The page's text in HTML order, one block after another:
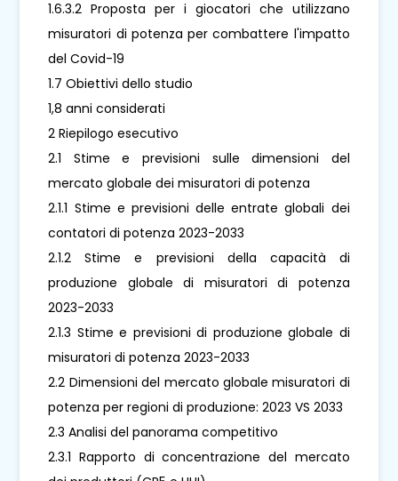
1.6.3.2 Proposta per i giocatori che utilizzano
misuratori di potenza per combattere l'impatto
del Covid-19
1.7 Obiettivi dello studio
1,8 anni considerati
2 Riepilogo esecutivo
2.1 Stime e previsioni sulle dimensioni del
mercato globale dei misuratori di potenza
2.1.1 Stime e previsioni delle entrate globali dei
contatori di potenza 2023-2033
2.1.2 Stime e previsioni della capacità di
produzione globale di misuratori di potenza
2023-2033
2.1.3 Stime e previsioni di produzione globale di
misuratori di potenza 2023-2033
2.2 Dimensioni del mercato globale misuratori di
potenza per regioni di produzione: 2023 VS 2033
2.3 Analisi del panorama competitivo
2.3.1 Rapporto di concentrazione del mercato